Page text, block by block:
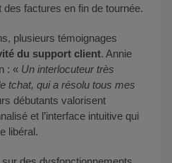
factures en fin de tournée.
du support client. Annie
: « Un interlocuteur très
tchat, qui a résolu tous mes
débutants valorisent
et l’interface intuitive qui
libéral.